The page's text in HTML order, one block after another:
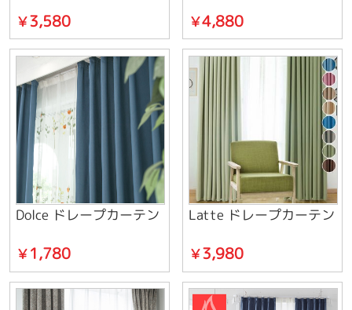
￥3,580 ￥4,880
Dolce ドレープカーテン
￥1,780
Latte ドレープカーテン
￥3,980